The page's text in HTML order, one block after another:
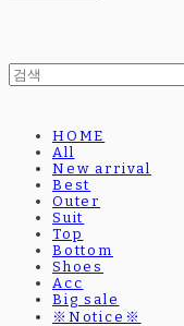
HOME
All
New arrival
Best
Outer
Suit
Top
Bottom
Shoes
Acc
Big sale
※Notice※